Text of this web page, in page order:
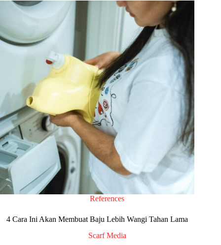
References
4 Cara Ini Akan Membuat Baju Lebih Wangi Tahan Lama
Scarf Media